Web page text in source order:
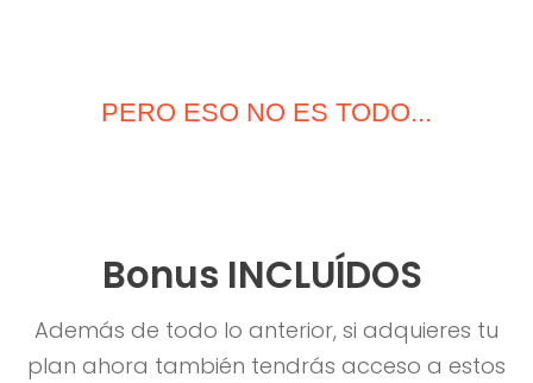
PERO ESO NO ES TODO...
Bonus INCLUÍDOS
Además de todo lo anterior, si adquieres tu
plan ahora también tendrás acceso a estos